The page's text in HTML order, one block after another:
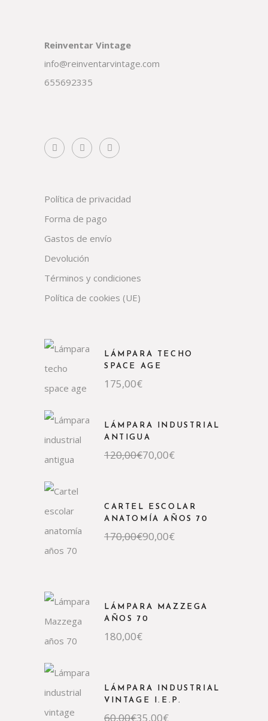
Reinventar Vintage
info@reinventarvintage.com
655692335
Política de privacidad
Forma de pago
Gastos de envío
Devolución
Términos y condiciones
Política de cookies (UE)
LÁMPARA TECHO
SPACE AGE
175,00€
LÁMPARA INDUSTRIAL
ANTIGUA
120,00€
El
precio
70,00€
El
precio
CARTEL ESCOLAR
ANATOMÍA AÑOS 70
170,00€
El
precio
90,00€
El
precio
LÁMPARA MAZZEGA
AÑOS 70
180,00€
LÁMPARA INDUSTRIAL
VINTAGE I.E.P.
60,00€
El 35,00€
El